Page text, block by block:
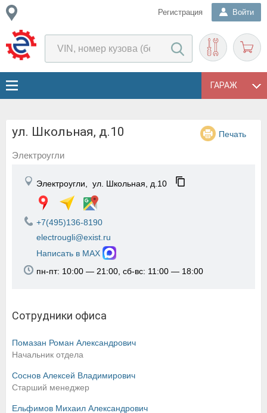
Регистрация Войти
ГАРАЖ
ул. Школьная, д.10 Печать
Электроугли
Электроугли, ул. Школьная, д.10
+7(495)136-8190
electrougli@exist.ru
Написать в MAX
пн-пт: 10:00 — 21:00, сб-вс: 11:00 — 18:00
Сотрудники офиса
Помазан Роман Александрович
Начальник отдела
Соснов Алексей Владимирович
Старший менеджер
Ельфимов Михаил Александрович